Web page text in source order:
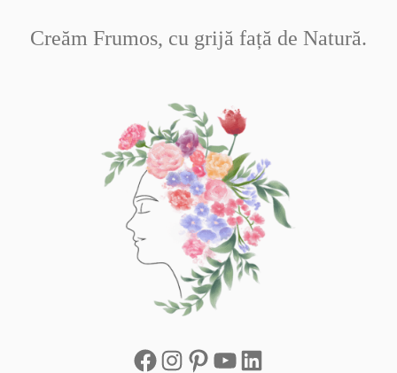
Creăm Frumos, cu grijă față de Natură.